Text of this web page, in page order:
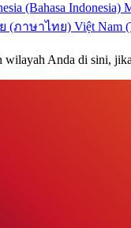
(Bahasa Indonesia)
(ภาษาไทย) Việt Nam
wilayah Anda di sini,